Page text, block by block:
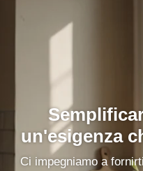
un'esigenza
Ci impegniamo a